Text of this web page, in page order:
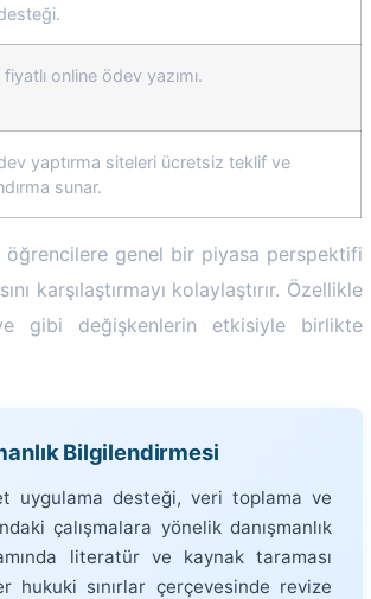
online ödev yazımı.
yaptırma siteleri ücretsiz teklif ve
sunar.
öğrencilere genel bir piyasa perspektifi
karşılaştırmayı kolaylaştırır. Özellikle
gibi değişkenlerin etkisiyle birlikte
Bilgilendirmesi
uygulama desteği, veri toplama ve
çalışmalara yönelik danışmanlık
literatür ve kaynak taraması
hukuki sınırlar çerçevesinde revize